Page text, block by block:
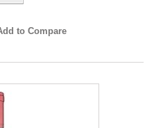
to Compare